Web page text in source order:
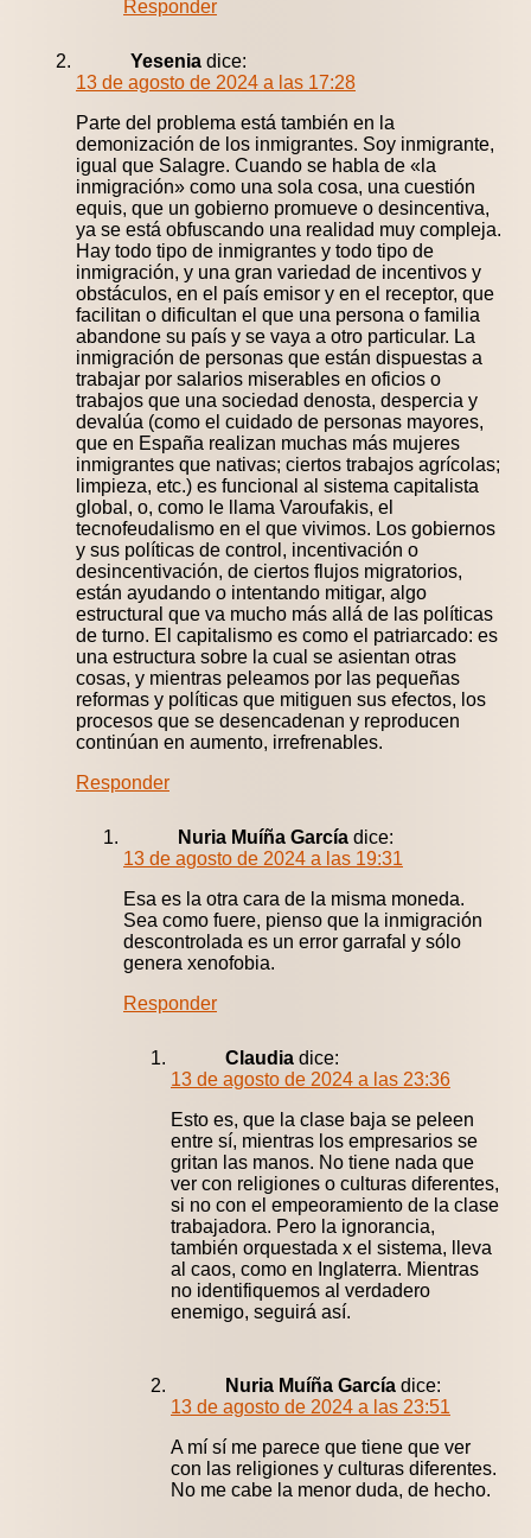
Responder
Yesenia dice:
13 de agosto de 2024 a las 17:28
Parte del problema está también en la
demonización de los inmigrantes. Soy inmigrante,
igual que Salagre. Cuando se habla de «la
inmigración» como una sola cosa, una cuestión
equis, que un gobierno promueve o desincentiva,
ya se está obfuscando una realidad muy compleja.
Hay todo tipo de inmigrantes y todo tipo de
inmigración, y una gran variedad de incentivos y
obstáculos, en el país emisor y en el receptor, que
facilitan o dificultan el que una persona o familia
abandone su país y se vaya a otro particular. La
inmigración de personas que están dispuestas a
trabajar por salarios miserables en oficios o
trabajos que una sociedad denosta, despercia y
devalúa (como el cuidado de personas mayores,
que en España realizan muchas más mujeres
inmigrantes que nativas; ciertos trabajos agrícolas;
limpieza, etc.) es funcional al sistema capitalista
global, o, como le llama Varoufakis, el
tecnofeudalismo en el que vivimos. Los gobiernos
y sus políticas de control, incentivación o
desincentivación, de ciertos flujos migratorios,
están ayudando o intentando mitigar, algo
estructural que va mucho más allá de las políticas
de turno. El capitalismo es como el patriarcado: es
una estructura sobre la cual se asientan otras
cosas, y mientras peleamos por las pequeñas
reformas y políticas que mitiguen sus efectos, los
procesos que se desencadenan y reproducen
continúan en aumento, irrefrenables.
Responder
Nuria Muíña García dice:
13 de agosto de 2024 a las 19:31
Esa es la otra cara de la misma moneda.
Sea como fuere, pienso que la inmigración
descontrolada es un error garrafal y sólo
genera xenofobia.
Responder
Claudia dice:
13 de agosto de 2024 a las 23:36
Esto es, que la clase baja se peleen
entre sí, mientras los empresarios se
gritan las manos. No tiene nada que
ver con religiones o culturas diferentes,
si no con el empeoramiento de la clase
trabajadora. Pero la ignorancia,
también orquestada x el sistema, lleva
al caos, como en Inglaterra. Mientras
no identifiquemos al verdadero
enemigo, seguirá así.
Nuria Muíña García dice:
13 de agosto de 2024 a las 23:51
A mí sí me parece que tiene que ver
con las religiones y culturas diferentes.
No me cabe la menor duda, de hecho.